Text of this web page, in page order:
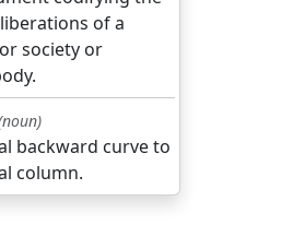
of a
society or
backward curve to
column.